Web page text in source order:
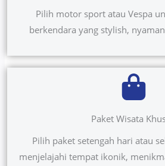
Pilih motor sport atau Vespa
berkendara yang stylish,
Paket Wisata
Pilih paket setengah hari atau
menjelajahi tempat ikonik,